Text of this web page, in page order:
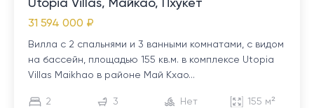
Utopia Villas, Майкао, Пхукет
31 594 000 ₽
Вилла с 2 спальнями и 3 ванными комнатами, с видом
на бассейн, площадью 155 кв.м. в комплексе Utopia
Villas Maikhao в районе Май Кхао...
2 3 Нет 155 м²